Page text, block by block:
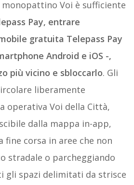
monopattino Voi è sufficiente
Pay, entrare
gratuita Telepass Pay
Android e iOS -,
più vicino e sbloccarlo. Gli
liberamente
operativa Voi della Città,
dalla mappa in-app,
fine corsa in aree che non
stradale o parcheggiando
gli spazi delimitati da strisce